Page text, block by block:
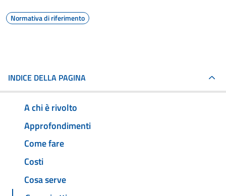
Normativa di riferimento
INDICE DELLA PAGINA
A chi è rivolto
Approfondimenti
Come fare
Costi
Cosa serve